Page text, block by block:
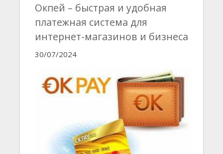
Окпей – быстрая и удобная
платежная система для
интернет-магазинов и бизнеса
30/07/2024